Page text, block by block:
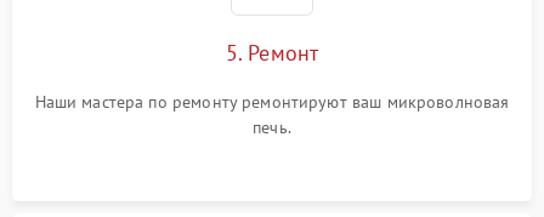
5. Ремонт
Наши мастера по ремонту ремонтируют ваш микроволновая
печь.